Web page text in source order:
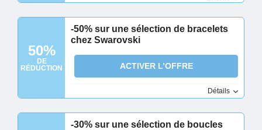
50%
DE
RÉDUCTION
-50% sur une sélection de bracelets
chez Swarovski
ACTIVER L’OFFRE
Détails
-30% sur une sélection de boucles